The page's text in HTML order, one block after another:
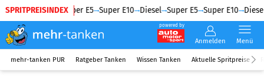
SPRITPREISINDEX
Diesel Super E5 Super E10 Diesel Super E5 Super E10 Diesel
powered by
Anmelden Menü
mehr-tanken PUR Ratgeber Tanken Wissen Tanken Aktuelle Spritpreise